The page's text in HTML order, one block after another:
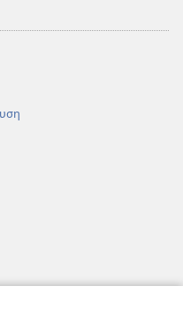
και ΜΜΕ